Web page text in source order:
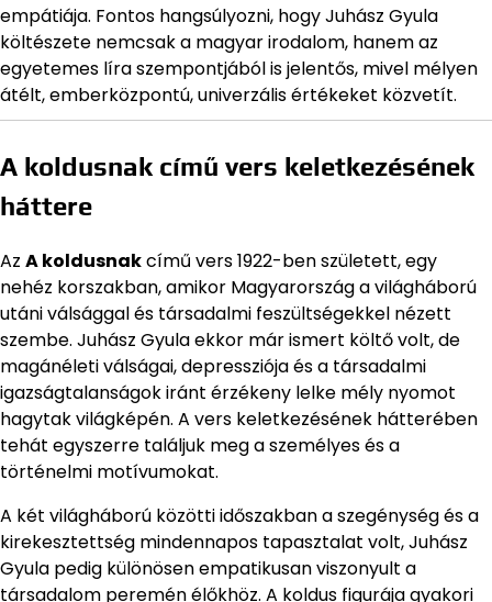
empátiája. Fontos hangsúlyozni, hogy Juhász Gyula
költészete nemcsak a magyar irodalom, hanem az
egyetemes líra szempontjából is jelentős, mivel mélyen
átélt, emberközpontú, univerzális értékeket közvetít.
A koldusnak című vers keletkezésének
háttere
Az A koldusnakcímű vers 1922-ben született, egy
nehéz korszakban, amikor Magyarország a világháború
utáni válsággal és társadalmi feszültségekkel nézett
szembe. Juhász Gyula ekkor már ismert költő volt, de
magánéleti válságai, depressziója és a társadalmi
igazságtalanságok iránt érzékeny lelke mély nyomot
hagytak világképén. A vers keletkezésének hátterében
tehát egyszerre találjuk meg a személyes és a
történelmi motívumokat.
A két világháború közötti időszakban a szegénység és a
kirekesztettség mindennapos tapasztalat volt, Juhász
Gyula pedig különösen empatikusan viszonyult a
társadalom peremén élőkhöz. A koldus figurája gyakori